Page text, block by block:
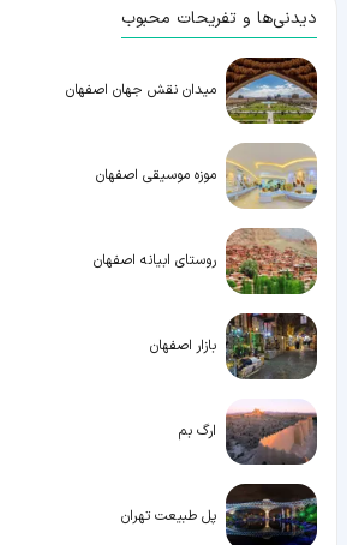
دیدنی‌ها و تفریحات محبوب
میدان نقش جهان اصفهان
موزه موسیقی اصفهان
روستای ابیانه اصفهان
بازار اصفهان
ارگ بم
پل طبیعت تهران